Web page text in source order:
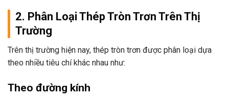
2. Phân Loại Thép Tròn Trơn Trên Thị
Trường
Trên thị trường hiện nay, thép tròn trơn được phân loại dựa
theo nhiều tiêu chí khác nhau như:
Theo đường kính